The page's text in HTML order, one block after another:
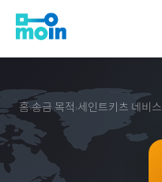
홈›송금 목적 ›세인트키츠 네비스